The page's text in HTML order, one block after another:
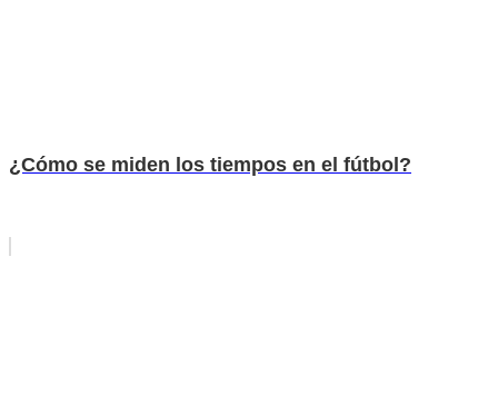
¿Cómo se miden los tiempos en el fútbol?